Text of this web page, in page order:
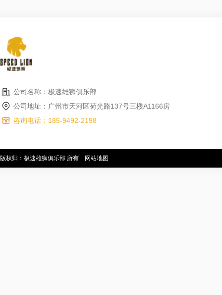
公司名称：极速雄狮俱乐部
公司地址：广州市天河区荷光路137号三楼A1166房
咨询电话：185-9492-2198
版权归：极速雄狮俱乐部 所有 网站地图